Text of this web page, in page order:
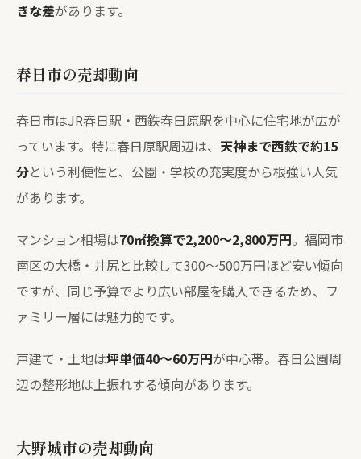
きな差があります。
春日市の売却動向
春日市はJR春日駅・西鉄春日原駅を中心に住宅地が広が
っています。特に春日原駅周辺は、 天神まで西鉄で約15
分という利便性と、公園・学校の充実度から根強い人気
があります。
マンション相場は70㎡換算で2,200〜2,800万円。福岡市
南区の大橋・井尻と比較して300〜500万円ほど安い傾向
ですが、同じ予算でより広い部屋を購入できるため、フ
ァミリー層には魅力的です。
戸建て・土地は坪単価40〜60万円が中心帯。春日公園周
辺の整形地は上振れする傾向があります。
大野城市の売却動向